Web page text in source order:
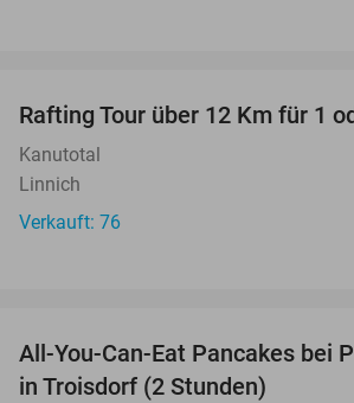
Rafting Tour über 12 Km für 1
Kanutotal
Linnich
Verkauft: 76
All-You-Can-Eat Pancakes bei
in Troisdorf (2 Stunden)